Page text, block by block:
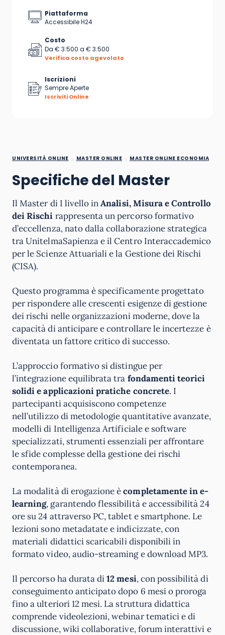
Piattaforma
Accessibile H24
Costo
Da € 3.500 a € 3.500
Verifica costo agevolato
Iscrizioni
Sempre Aperte
Iscriviti Online
UNIVERSITÀ ONLINE MASTER ONLINE MASTER ONLINE ECONOMIA
Specifiche del Master
Il Master di I livello inAnalisi, Misura e Controllo
dei Rischi rappresenta un percorso formativo
d’eccellenza, nato dalla collaborazione strategica
tra UnitelmaSapienza e il Centro Interaccademico
per le Scienze Attuariali e la Gestione dei Rischi
(CISA).
Questo programma è specificamente progettato
per rispondere alle crescenti esigenze di gestione
dei rischi nelle organizzazioni moderne, dove la
capacità di anticipare e controllare le incertezze è
diventata un fattore critico di successo.
L’approccio formativo si distingue per
l’integrazione equilibrata tra fondamenti teorici
solidi e applicazioni pratiche concrete. I
partecipanti acquisiscono competenze
nell’utilizzo di metodologie quantitative avanzate,
modelli di Intelligenza Artificiale e software
specializzati, strumenti essenziali per affrontare
le sfide complesse della gestione dei rischi
contemporanea.
La modalità di erogazione ècompletamente in e-
learning, garantendo flessibilità e accessibilità 24
ore su 24 attraverso PC, tablet e smartphone. Le
lezioni sono metadatate e indicizzate, con
materiali didattici scaricabili disponibili in
formato video, audio-streaming e download MP3.
Il percorso ha durata di12 mesi, con possibilità di
conseguimento anticipato dopo 6 mesi o proroga
fino a ulteriori 12 mesi. La struttura didattica
comprende videolezioni, webinar tematici e di
discussione, wiki collaborative, forum interattivi e